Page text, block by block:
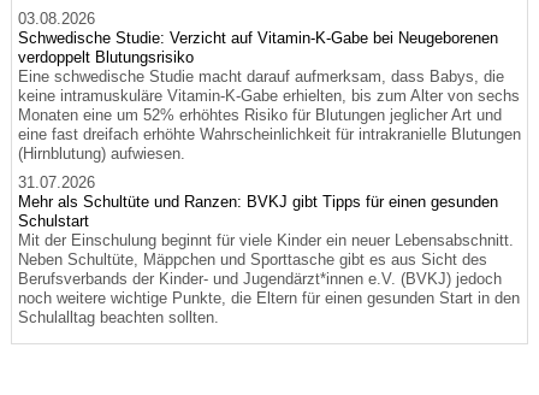
03.08.2026
Schwedische Studie: Verzicht auf Vitamin-K-Gabe bei Neugeborenen
verdoppelt Blutungsrisiko
Eine schwedische Studie macht darauf aufmerksam, dass Babys, die
keine intramuskuläre Vitamin-K-Gabe erhielten, bis zum Alter von sechs
Monaten eine um 52% erhöhtes Risiko für Blutungen jeglicher Art und
eine fast dreifach erhöhte Wahrscheinlichkeit für intrakranielle Blutungen
(Hirnblutung) aufwiesen.
31.07.2026
Mehr als Schultüte und Ranzen: BVKJ gibt Tipps für einen gesunden
Schulstart
Mit der Einschulung beginnt für viele Kinder ein neuer Lebensabschnitt.
Neben Schultüte, Mäppchen und Sporttasche gibt es aus Sicht des
Berufsverbands der Kinder- und Jugendärzt*innen e.V. (BVKJ) jedoch
noch weitere wichtige Punkte, die Eltern für einen gesunden Start in den
Schulalltag beachten sollten.